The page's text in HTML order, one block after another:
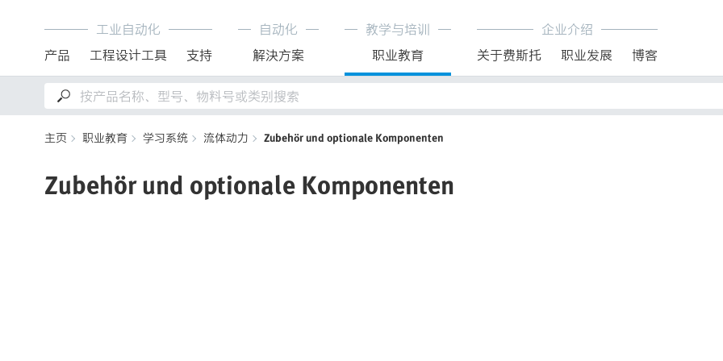
工业自动化
产品
工程设计工具 支持
自动化
解決方案
教学与培训
职业教育
企业介绍
关于费斯托
职业发展 博客
主页 职业教育 学习系统 流体动力 Zubehör und optionale Komponenten
Zubehör und optionale Komponenten